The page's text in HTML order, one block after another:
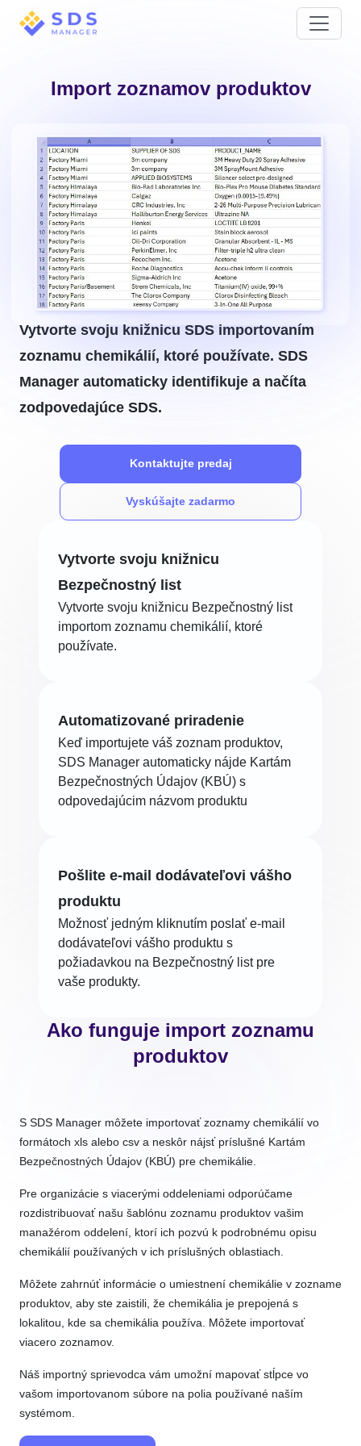
Import zoznamov produktov
Vytvorte svoju knižnicu SDS importovaním
zoznamu chemikálií, ktoré používate. SDS
Manager automaticky identifikuje a načíta
zodpovedajúce SDS.
Kontaktujte predaj
Vyskúšajte zadarmo
Vytvorte svoju knižnicu
Bezpečnostný list
Vytvorte svoju knižnicu Bezpečnostný list
importom zoznamu chemikálií, ktoré
používate.
Automatizované priradenie
Keď importujete váš zoznam produktov,
SDS Manager automaticky nájde Kartám
Bezpečnostných Údajov (KBÚ) s
odpovedajúcim názvom produktu
Pošlite e-mail dodávateľovi vášho
produktu
Možnosť jedným kliknutím poslať e-mail
dodávateľovi vášho produktu s
požiadavkou na Bezpečnostný list pre
vaše produkty.
Ako funguje import zoznamu
produktov
S SDS Manager môžete importovať zoznamy chemikálií vo
formátoch xls alebo csv a neskôr nájsť príslušné Kartám
Bezpečnostných Údajov (KBÚ) pre chemikálie.
Pre organizácie s viacerými oddeleniami odporúčame
rozdistribuovať našu šablónu zoznamu produktov vašim
manažérom oddelení, ktorí ich pozvú k podrobnému opisu
chemikálií používaných v ich príslušných oblastiach.
Môžete zahrnúť informácie o umiestnení chemikálie v zozname
produktov, aby ste zaistili, že chemikália je prepojená s
lokalitou, kde sa chemikália používa. Môžete importovať
viacero zoznamov.
Náš importný sprievodca vám umožní mapovať stĺpce vo
vašom importovanom súbore na polia používané naším
systémom.